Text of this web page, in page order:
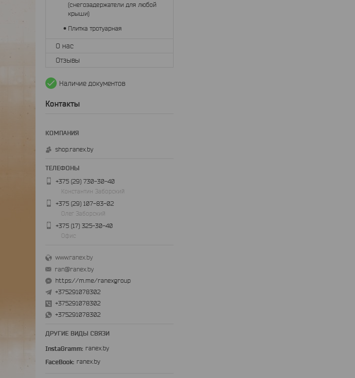
(снегозадержатели для любой
крыши)
Плитка тротуарная
О нас
Отзывы
Наличие документов
Контакты
shop.ranex.by
+375 (29) 730-30-40
Константин Заборский
+375 (29) 107-83-02
Олег Заборский
+375 (17) 325-30-40
Офис
www.ranex.by
ran@ranex.by
https://m.me/ranexgroup
+375291078302
+375291078302
+375291078302
ДРУГИЕ ВИДЫ СВЯЗИ
InstaGramm ranex.by
FaceBook ranex.by